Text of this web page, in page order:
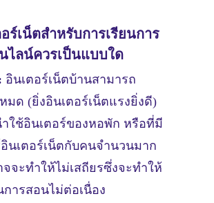
ร์เน็ตสำหรับการเรียนการ
ไลน์ควรเป็นแบบใด
อินเตอร์เน็ตบ้านสามารถ
มด (ยิ่งอินเตอร์เน็ตแรงยิ่งดี)
ใช้อินเตอร์ของหอพัก หรือที่มี
นเตอร์เน็ตกับคนจำนวนมาก
จจะทำให้ไม่เสถียรซึ่งจะทำให้
การสอนไม่ต่อเนื่อง